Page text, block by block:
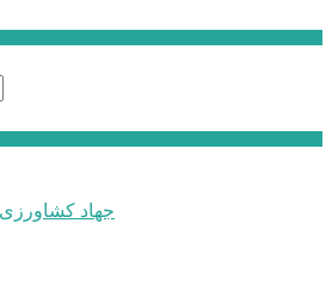
جهاد